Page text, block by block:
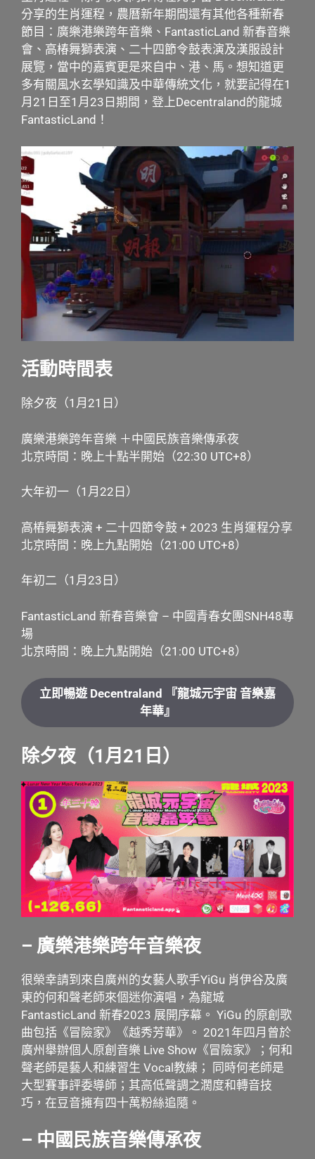
分享的生肖運程，農曆新年期間還有其他各種新春
節目：廣樂港樂跨年音樂、FantasticLand 新春音樂
會、高椿舞獅表演、二十四節令鼓表演及漢服設計
展覽，當中的嘉賓更是來自中、港、馬。想知道更
多有關風水玄學知識及中華傳統文化，就要記得在1
月21日至1月23日期間，登上Decentraland的龍城
FantasticLand！
活動時間表
除夕夜（1月21日）
廣樂港樂跨年音樂 ＋中國民族音樂傳承夜
北京時間：晚上十點半開始（22:30 UTC+8）
大年初一（1月22日）
高樁舞獅表演 + 二十四節令鼓 + 2023 生肖運程分享
北京時間：晚上九點開始（21:00 UTC+8）
年初二（1月23日）
FantasticLand 新春音樂會 – 中國青春女團SNH48專
場
北京時間：晚上九點開始（21:00 UTC+8）
立即暢遊 Decentraland 『龍城元宇宙 音樂嘉
年華』
除夕夜（1月21日）
– 廣樂港樂跨年音樂夜
很榮幸請到來自廣州的女藝人歌手YiGu 肖伊谷及廣
東的何和聲老師來個迷你演唱，為龍城
FantasticLand 新春2023 展開序幕。 YiGu 的原創歌
曲包括《冒險家》《越秀芳華》。 2021年四月曾於
廣州舉辦個人原創音樂 Live Show《冒險家》；何和
聲老師是藝人和練習生 Vocal教練； 同時何老師是
大型賽事評委導師；其高低聲調之濶度和轉音技
巧，在豆音擁有四十萬粉絲追隨。
– 中國民族音樂傳承夜